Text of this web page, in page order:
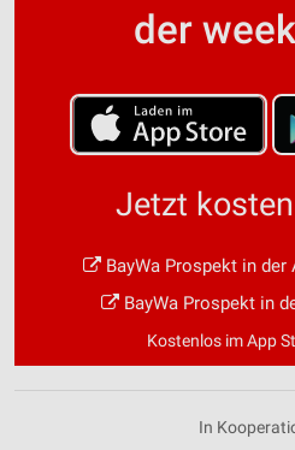
der
Jetzt
BayWa Prospekt in
BayWa Prospekt in
Kostenlos im App
In